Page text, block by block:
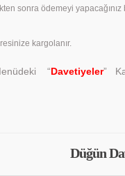
sonra ödemeyi
kargolanır.
“Davetiyeler”
Düğün